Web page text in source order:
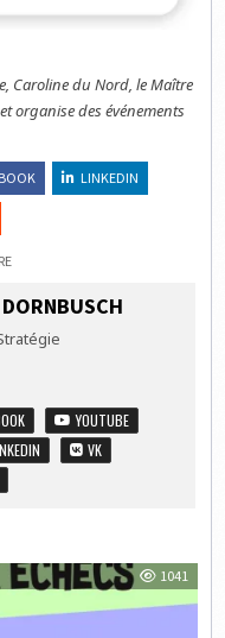
Caroline du Nord, le Maître
organise des événements
LINKEDIN
YOUTUBE
VK
1041